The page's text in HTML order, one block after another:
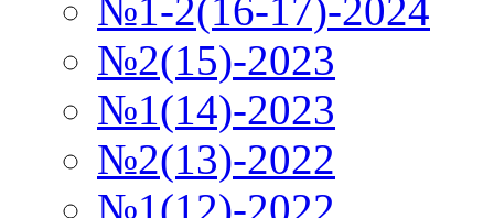
№1-2(16-17)-2024
№2(15)-2023
№1(14)-2023
№2(13)-2022